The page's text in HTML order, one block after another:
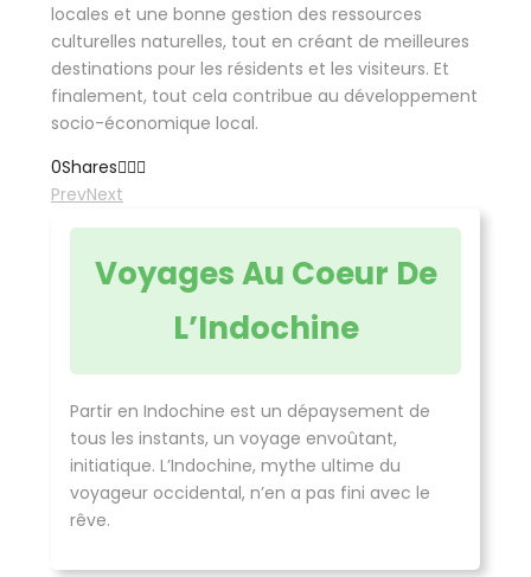
locales et une bonne gestion des ressources
culturelles naturelles, tout en créant de meilleures
destinations pour les résidents et les visiteurs. Et
finalement, tout cela contribue au développement
socio-économique local.
0Shares
PrevNext
Voyages Au Coeur De
L’Indochine
Partir en Indochine est un dépaysement de
tous les instants, un voyage envoûtant,
initiatique. L’Indochine, mythe ultime du
voyageur occidental, n’en a pas fini avec le
rêve.